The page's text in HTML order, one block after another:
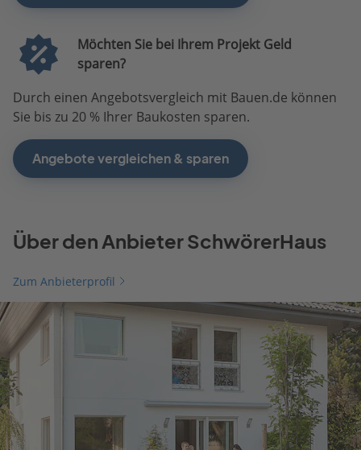
Möchten Sie bei Ihrem Projekt Geld
sparen?
Durch einen Angebotsvergleich mit Bauen.de können
Sie bis zu 20 % Ihrer Baukosten sparen.
Angebote vergleichen & sparen
Über den Anbieter SchwörerHaus
Zum Anbieterprofil